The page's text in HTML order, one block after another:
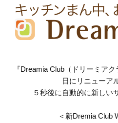
『Dreamia Club（ドリーミア
日にリニューア
５秒後に自動的に新しい
＜新Dremia Club